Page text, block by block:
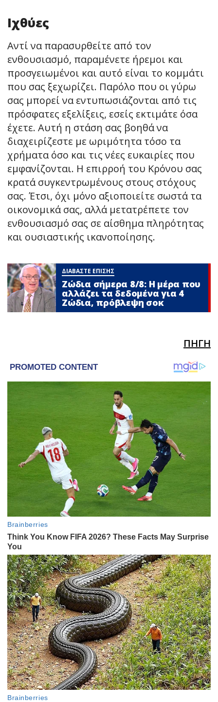
Ιχθύες
Αντί να παρασυρθείτε από τον
ενθουσιασμό, παραμένετε ήρεμοι και
προσγειωμένοι και αυτό είναι το κομμάτι
που σας ξεχωρίζει. Παρόλο που οι γύρω
σας μπορεί να εντυπωσιάζονται από τις
πρόσφατες εξελίξεις, εσείς εκτιμάτε όσα
έχετε. Αυτή η στάση σας βοηθά να
διαχειρίζεστε με ωριμότητα τόσο τα
χρήματα όσο και τις νέες ευκαιρίες που
εμφανίζονται. Η επιρροή του Κρόνου σας
κρατά συγκεντρωμένους στους στόχους
σας. Έτσι, όχι μόνο αξιοποιείτε σωστά τα
οικονομικά σας, αλλά μετατρέπετε τον
ενθουσιασμό σας σε αίσθημα πληρότητας
και ουσιαστικής ικανοποίησης.
ΔΙΑΒΑΣΤΕ ΕΠΙΣΗΣ
Ζώδια σήμερα 8/8: Η μέρα που
αλλάζει τα δεδομένα για 4
Zώδια, πρόβλεψη σoκ
ΠΗΓΗ